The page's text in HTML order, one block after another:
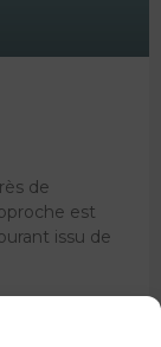
de
est
issu de